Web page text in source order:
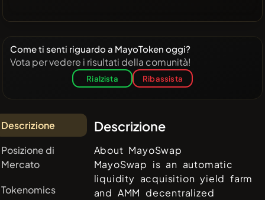
Come ti senti riguardo a MayoToken oggi?
Vota per vedere i risultati della comunità!
Rialzista Ribassista
Descrizione
Posizione di
Mercato
Tokenomics
Descrizione
About MayoSwap
MayoSwap is an automatic
liquidity acquisition yield farm
and AMM decentralized